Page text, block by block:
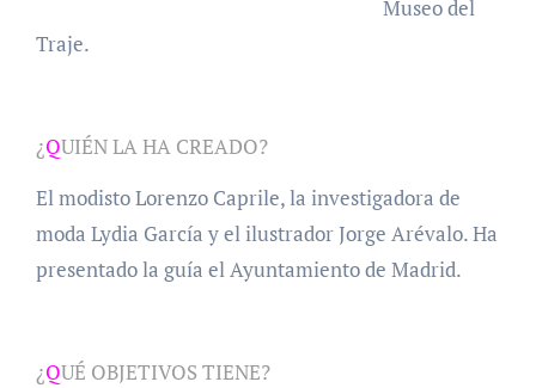
Museo del
Traje.
¿QUIÉN LA HA CREADO?
El modisto Lorenzo Caprile, la investigadora de
moda Lydia García y el ilustrador Jorge Arévalo. Ha
presentado la guía el Ayuntamiento de Madrid.
¿QUÉ OBJETIVOS TIENE?